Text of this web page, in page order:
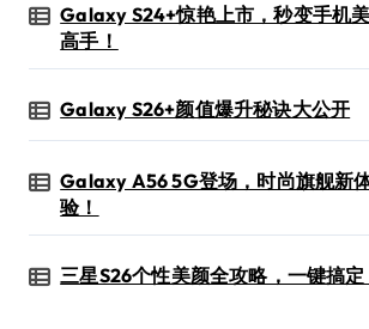
Galaxy S24+惊艳上市，秒变手机
高手！
Galaxy S26+颜值爆升秘诀大公开
Galaxy A56 5G登场，时尚旗舰新
验！
三星S26个性美颜全攻略，一键搞定